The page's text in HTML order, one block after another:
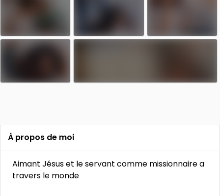
À propos de moi
Aimant Jésus et le servant comme missionnaire a
travers le monde